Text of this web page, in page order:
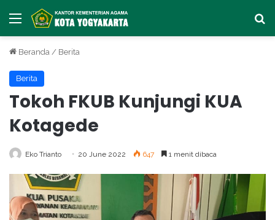
Menu
Beranda / Berita
Berita
Tokoh FKUB Kunjungi KUA
Kotagede
Eko Trianto 20 June 2022 647 1 menit dibaca